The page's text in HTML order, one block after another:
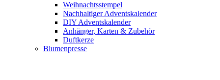
Weihnachtsstempel
Nachhaltiger Adventskalender
DIY Adventskalender
Anhänger, Karten & Zubehör
Duftkerze
Blumenpresse